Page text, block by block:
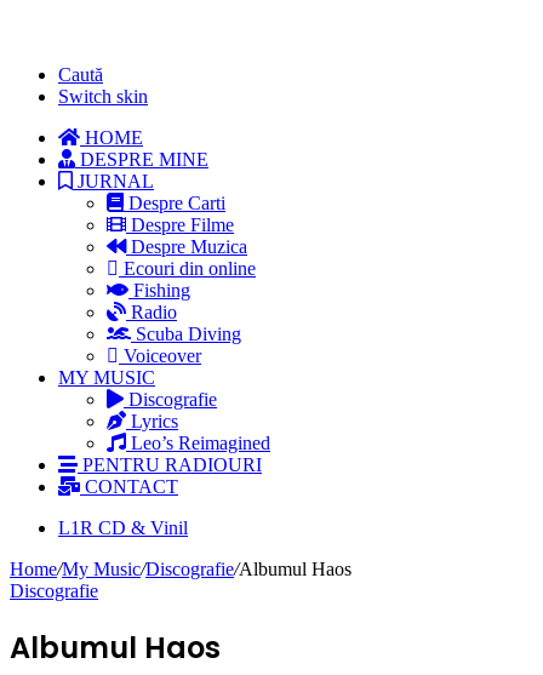
Caută
Switch skin
HOME
DESPRE MINE
JURNAL
Despre Carti
Despre Filme
Despre Muzica
Ecouri din online
Fishing
Radio
Scuba Diving
Voiceover
MY MUSIC
Discografie
Lyrics
Leo’s Reimagined
PENTRU RADIOURI
CONTACT
L1R CD & Vinil
Home/My Music/Discografie/Albumul Haos
Discografie
Albumul Haos